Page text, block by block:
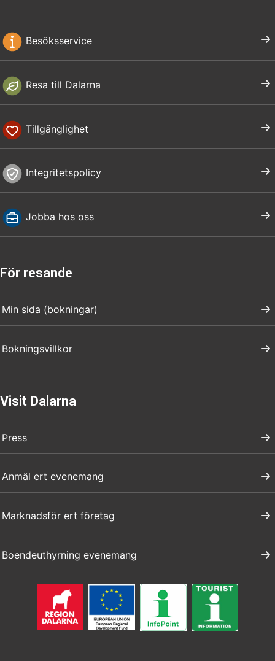
Besöksservice
Resa till Dalarna
Tillgänglighet
Integritetspolicy
Jobba hos oss
För resande
Min sida (bokningar)
Bokningsvillkor
Visit Dalarna
Press
Anmäl ert evenemang
Marknadsför ert företag
Boendeuthyrning evenemang